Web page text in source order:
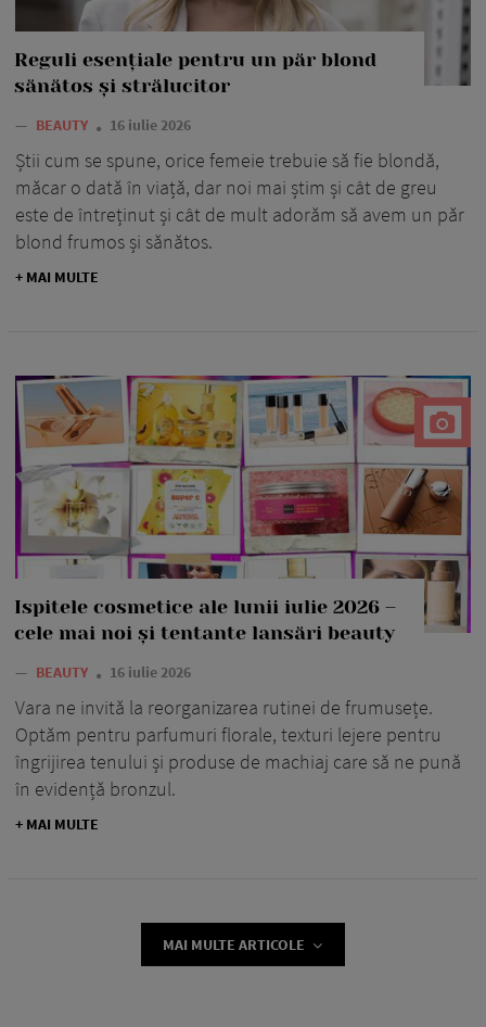
Reguli esențiale pentru un păr blond
sănătos și strălucitor
— BEAUTY 16 iulie 2026
Știi cum se spune, orice femeie trebuie să fie blondă,
măcar o dată în viață, dar noi mai știm și cât de greu
este de întreținut și cât de mult adorăm să avem un păr
blond frumos și sănătos.
+ MAI MULTE
Ispitele cosmetice ale lunii iulie 2026 –
cele mai noi și tentante lansări beauty
— BEAUTY 16 iulie 2026
Vara ne invită la reorganizarea rutinei de frumusețe.
Optăm pentru parfumuri florale, texturi lejere pentru
îngrijirea tenului și produse de machiaj care să ne pună
în evidență bronzul.
+ MAI MULTE
MAI MULTE ARTICOLE